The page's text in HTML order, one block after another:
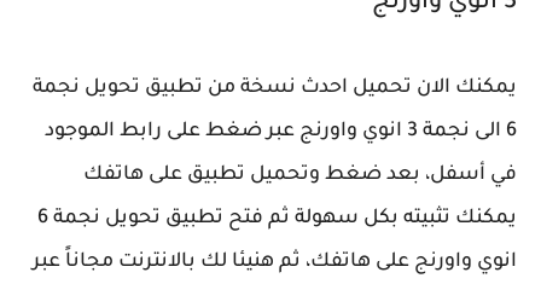
يمكنك الان تحميل احدث نسخة من تطبيق تحويل نجمة
6 الى نجمة 3 انوي واورنج عبر ضغط على رابط الموجود
في أسفل، بعد ضغط وتحميل تطبيق على هاتفك
يمكنك تثبيته بكل سهولة ثم فتح تطبيق تحويل نجمة 6
انوي واورنج على هاتفك، ثم هنيئا لك بالانترنت مجاناً عبر